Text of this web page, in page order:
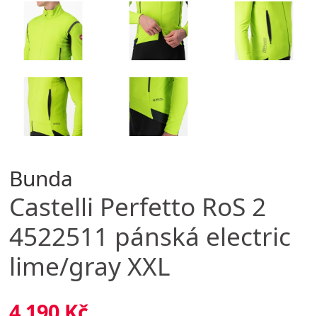
Bunda
Castelli Perfetto RoS 2
4522511 pánská electric
lime/gray XXL